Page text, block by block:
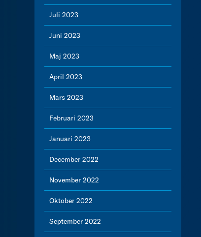
Juli 2023
Juni 2023
Maj 2023
April 2023
Mars 2023
Februari 2023
Januari 2023
December 2022
November 2022
Oktober 2022
September 2022